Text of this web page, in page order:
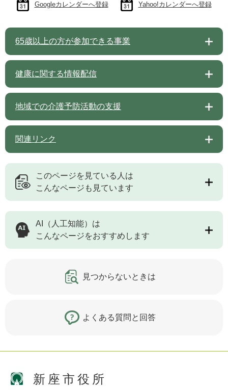
Googleカレンダーへ登録 Yahoo!カレンダーへ登録
65歳以上の方が参加できる事業
健康に関する情報配信
地域での介護予防活動の支援
関連リンク
このページを見ている人は
こんなページも見ています
AI（人工知能）は
こんなページをおすすめします
見つからないときは
よくある質問と回答
新座市役所